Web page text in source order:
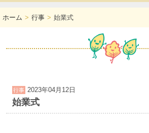
ホーム 行事 始業式
行事 2023年04月12日
始業式